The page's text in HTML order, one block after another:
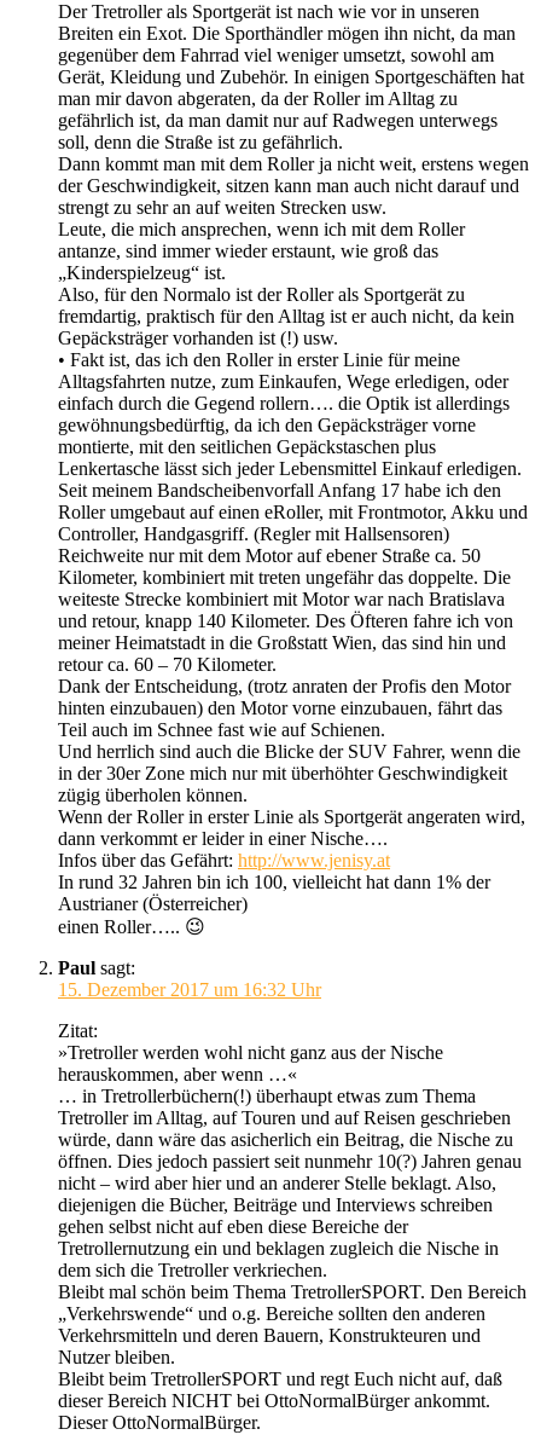
Der Tretroller als Sportgerät ist nach wie vor in unseren
Breiten ein Exot. Die Sporthändler mögen ihn nicht, da man
gegenüber dem Fahrrad viel weniger umsetzt, sowohl am
Gerät, Kleidung und Zubehör. In einigen Sportgeschäften hat
man mir davon abgeraten, da der Roller im Alltag zu
gefährlich ist, da man damit nur auf Radwegen unterwegs
soll, denn die Straße ist zu gefährlich.
Dann kommt man mit dem Roller ja nicht weit, erstens wegen
der Geschwindigkeit, sitzen kann man auch nicht darauf und
strengt zu sehr an auf weiten Strecken usw.
Leute, die mich ansprechen, wenn ich mit dem Roller
antanze, sind immer wieder erstaunt, wie groß das
„Kinderspielzeug“ ist.
Also, für den Normalo ist der Roller als Sportgerät zu
fremdartig, praktisch für den Alltag ist er auch nicht, da kein
Gepäcksträger vorhanden ist (!) usw.
• Fakt ist, das ich den Roller in erster Linie für meine
Alltagsfahrten nutze, zum Einkaufen, Wege erledigen, oder
einfach durch die Gegend rollern…. die Optik ist allerdings
gewöhnungsbedürftig, da ich den Gepäcksträger vorne
montierte, mit den seitlichen Gepäckstaschen plus
Lenkertasche lässt sich jeder Lebensmittel Einkauf erledigen.
Seit meinem Bandscheibenvorfall Anfang 17 habe ich den
Roller umgebaut auf einen eRoller, mit Frontmotor, Akku und
Controller, Handgasgriff. (Regler mit Hallsensoren)
Reichweite nur mit dem Motor auf ebener Straße ca. 50
Kilometer, kombiniert mit treten ungefähr das doppelte. Die
weiteste Strecke kombiniert mit Motor war nach Bratislava
und retour, knapp 140 Kilometer. Des Öfteren fahre ich von
meiner Heimatstadt in die Großstatt Wien, das sind hin und
retour ca. 60 – 70 Kilometer.
Dank der Entscheidung, (trotz anraten der Profis den Motor
hinten einzubauen) den Motor vorne einzubauen, fährt das
Teil auch im Schnee fast wie auf Schienen.
Und herrlich sind auch die Blicke der SUV Fahrer, wenn die
in der 30er Zone mich nur mit überhöhter Geschwindigkeit
zügig überholen können.
Wenn der Roller in erster Linie als Sportgerät angeraten wird,
dann verkommt er leider in einer Nische….
Infos über das Gefährt: http://www.jenisy.at
In rund 32 Jahren bin ich 100, vielleicht hat dann 1% der
Austrianer (Österreicher)
einen Roller….. 😉
Paul sagt:
15. Dezember 2017 um 16:32 Uhr
Zitat:
»Tretroller werden wohl nicht ganz aus der Nische
herauskommen, aber wenn …«
… in Tretrollerbüchern(!) überhaupt etwas zum Thema
Tretroller im Alltag, auf Touren und auf Reisen geschrieben
würde, dann wäre das asicherlich ein Beitrag, die Nische zu
öffnen. Dies jedoch passiert seit nunmehr 10(?) Jahren genau
nicht – wird aber hier und an anderer Stelle beklagt. Also,
diejenigen die Bücher, Beiträge und Interviews schreiben
gehen selbst nicht auf eben diese Bereiche der
Tretrollernutzung ein und beklagen zugleich die Nische in
dem sich die Tretroller verkriechen.
Bleibt mal schön beim Thema TretrollerSPORT. Den Bereich
„Verkehrswende“ und o.g. Bereiche sollten den anderen
Verkehrsmitteln und deren Bauern, Konstrukteuren und
Nutzer bleiben.
Bleibt beim TretrollerSPORT und regt Euch nicht auf, daß
dieser Bereich NICHT bei OttoNormalBürger ankommt.
Dieser OttoNormalBürger.